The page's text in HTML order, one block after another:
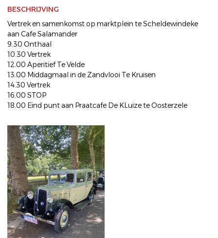
BESCHRIJVING
Vertrek en samenkomst op marktplein te Scheldewindeke
aan Cafe Salamander
9.30 Onthaal
10.30 Vertrek
12.00 Aperitief Te Velde
13.00 Middagmaal in de Zandvlooi Te Kruisen
14.30 Vertrek
16.00 STOP
18.00 Eind punt aan Praatcafe De KLuize te Oosterzele